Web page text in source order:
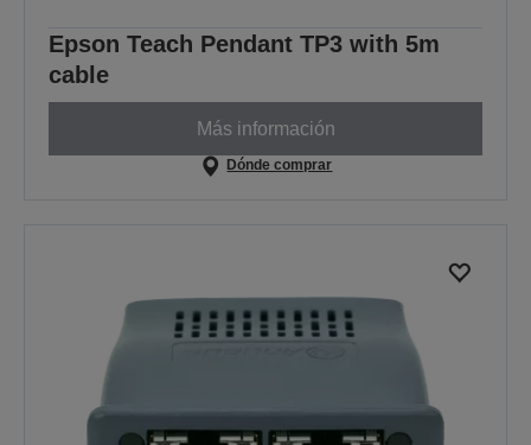
Epson Teach Pendant TP3 with 5m
cable
Más información
Dónde comprar